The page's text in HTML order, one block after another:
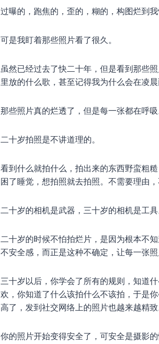
过曝的，跑焦的，歪的，糊的，构图烂到
可是我盯着那些照片看了很久。
虽然已经过去了快二十年，但是看到那些
里放的什么歌，甚至记得我为什么会在凌晨
那些照片真的烂透了，但是每一张都在呼吸
二十岁拍照是不讲道理的。
看到什么就拍什么，拍出来的东西野蛮粗
困了睡觉，想拍照就去拍照。不需要理由
二十岁的相机是武器，三十岁的相机是工具
二十岁的时候不怕拍烂片，是因为根本不
不安全感，而正是这种不确定，让每一张
三十岁以后，你学会了所有的规则，知道
欢，你知道了什么该拍什么不该拍，于是
高了，发到社交网络上的照片也越来越精致
你的照片开始变得安全了，可安全是摄影的